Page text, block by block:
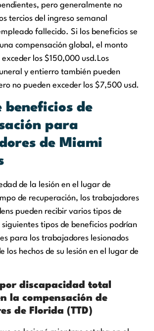
pero generalmente no
tercios del ingreso semanal
fallecido. Si los beneficios se
compensación global, el monto
los $150,000 usd.Los
y entierro también pueden
no pueden exceder los $7,500 usd.
beneficios de
para
de Miami
de la lesión en el lugar de
de recuperación, los trabajadores
pueden recibir varios tipos de
siguientes tipos de beneficios podrían
para los trabajadores lesionados
los hechos de su lesión en el lugar de
discapacidad total
la compensación de
de Florida (TTD)